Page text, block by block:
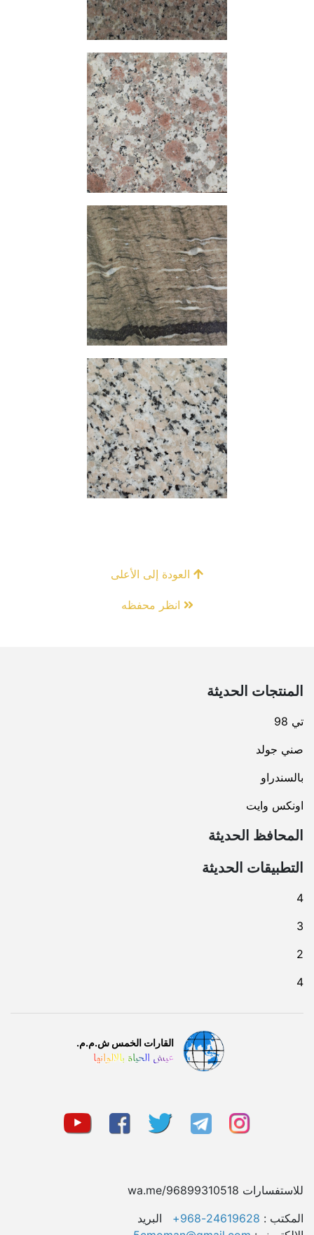
المنتجات الحديثة
تي 98
صني جولد
بالسندراو
اونكس وايت
المحافظ الحديثة
التطبيقات الحديثة
4
3
2
4
القارات الخمس ش.م.م.
عيش الحياة بالالوانها
للاستفسارات wa.me/96899310518
المکتب : 24619628-968+
البريد